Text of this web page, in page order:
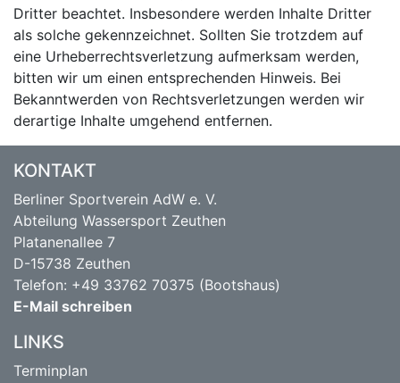
Dritter beachtet. Insbesondere werden Inhalte Dritter
als solche gekennzeichnet. Sollten Sie trotzdem auf
eine Urheberrechtsverletzung aufmerksam werden,
bitten wir um einen entsprechenden Hinweis. Bei
Bekanntwerden von Rechtsverletzungen werden wir
derartige Inhalte umgehend entfernen.
KONTAKT
Berliner Sportverein AdW e. V.
Abteilung Wassersport Zeuthen
Platanenallee 7
D-15738 Zeuthen
Telefon: +49 33762 70375 (Bootshaus)
E-Mail schreiben
LINKS
Terminplan